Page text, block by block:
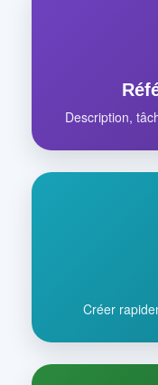
Description,
Créer